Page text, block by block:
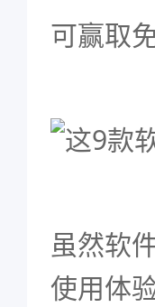
可赢取
虽然软
使用体